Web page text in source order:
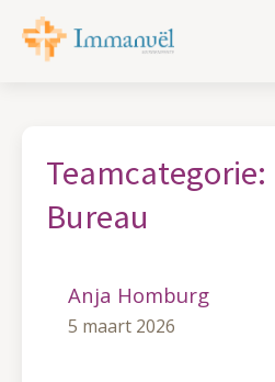
Teamcategorie:
Bureau
Anja Homburg
5 maart 2026